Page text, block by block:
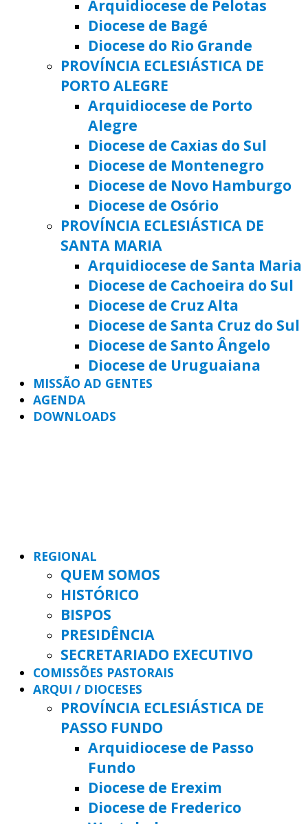
Arquidiocese de Pelotas
Diocese de Bagé
Diocese do Rio Grande
PROVÍNCIA ECLESIÁSTICA DE
PORTO ALEGRE
Arquidiocese de Porto
Alegre
Diocese de Caxias do Sul
Diocese de Montenegro
Diocese de Novo Hamburgo
Diocese de Osório
PROVÍNCIA ECLESIÁSTICA DE
SANTA MARIA
Arquidiocese de Santa Maria
Diocese de Cachoeira do Sul
Diocese de Cruz Alta
Diocese de Santa Cruz do Sul
Diocese de Santo Ângelo
Diocese de Uruguaiana
MISSÃO AD GENTES
AGENDA
DOWNLOADS
REGIONAL
QUEM SOMOS
HISTÓRICO
BISPOS
PRESIDÊNCIA
SECRETARIADO EXECUTIVO
COMISSÕES PASTORAIS
ARQUI / DIOCESES
PROVÍNCIA ECLESIÁSTICA DE
PASSO FUNDO
Arquidiocese de Passo
Fundo
Diocese de Erexim
Diocese de Frederico